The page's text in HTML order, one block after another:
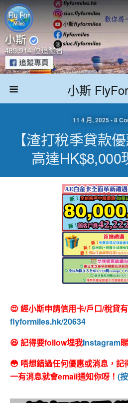
小斯
11 4 月, 2025 • 8
【渣打稅季貸款
高達HK$8,000
😍 經小斯申請信用卡/戶口/稅貸
flyformiles.hk/20634
😆 記得要follow埋我Instagram
😳 唔想錯過任何優惠或消息，記
一有消息就會email通知你呀！ (